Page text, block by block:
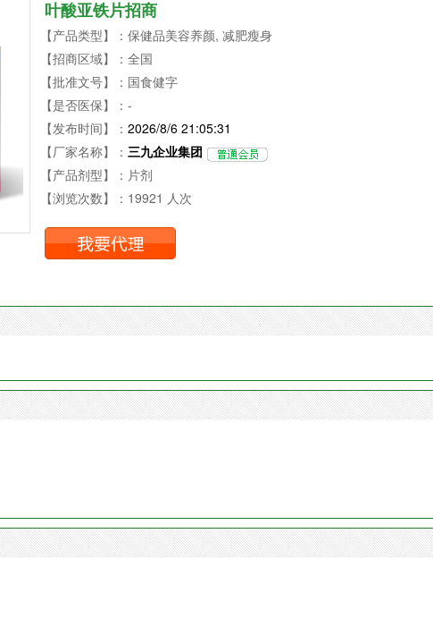
叶酸亚铁片招商
【产品类型】：保健品美容养颜, 减肥瘦身
【招商区域】：全国
【批准文号】：国食健字
【是否医保】：-
【发布时间】： 2026/8/6 21:05:31
【厂家名称】： 三九企业集团
【产品剂型】：片剂
【浏览次数】：19921 人次